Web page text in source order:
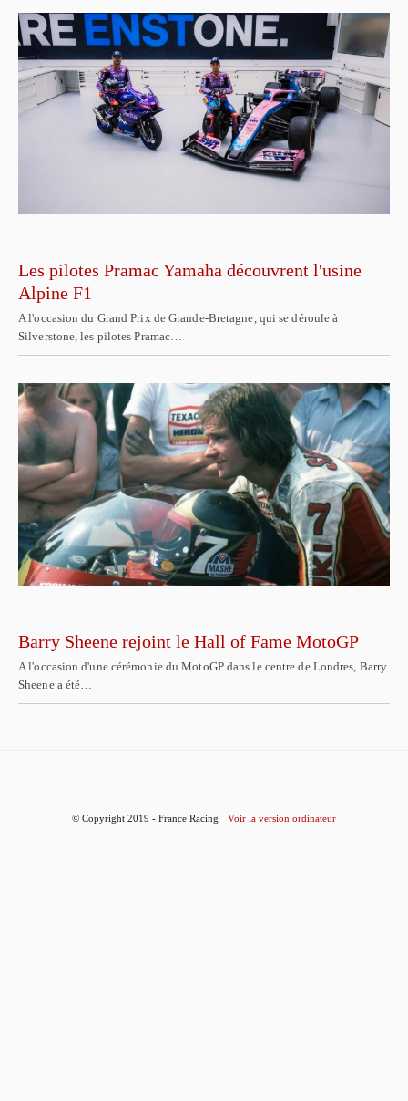
Les pilotes Pramac Yamaha découvrent l'usine
Alpine F1
A l'occasion du Grand Prix de Grande-Bretagne, qui se déroule à
Silverstone, les pilotes Pramac…
Barry Sheene rejoint le Hall of Fame MotoGP
A l'occasion d'une cérémonie du MotoGP dans le centre de Londres, Barry
Sheene a été…
© Copyright 2019 - France Racing Voir la version ordinateur